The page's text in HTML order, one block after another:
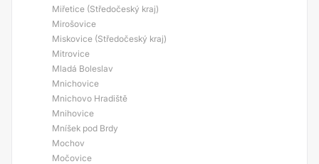
Miřetice (Středočeský kraj)
Mirošovice
Miskovice (Středočeský kraj)
Mitrovice
Mladá Boleslav
Mnichovice
Mnichovo Hradiště
Mnihovice
Mníšek pod Brdy
Mochov
Močovice